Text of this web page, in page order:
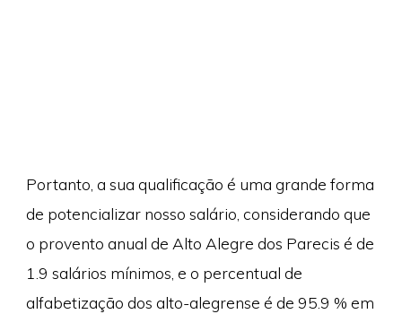
Portanto, a sua qualificação é uma grande forma
de potencializar nosso salário, considerando que
o provento anual de Alto Alegre dos Parecis é de
1.9 salários mínimos, e o percentual de
alfabetização dos alto-alegrense é de 95.9 % em